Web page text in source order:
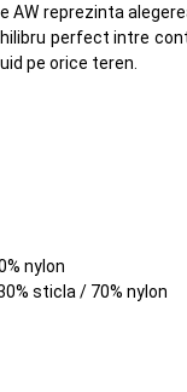
AW reprezinta
perfect intre
pe orice teren.
nylon
sticla / 70% nylon